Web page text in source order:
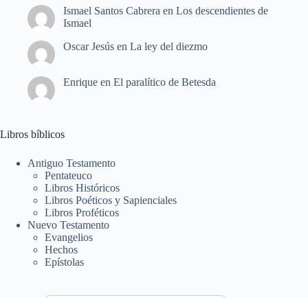
Ismael Santos Cabrera en Los descendientes de
Ismael
Oscar Jesús en La ley del diezmo
Enrique en El paralítico de Betesda
Libros bíblicos
Antiguo Testamento
Pentateuco
Libros Históricos
Libros Poéticos y Sapienciales
Libros Proféticos
Nuevo Testamento
Evangelios
Hechos
Epístolas